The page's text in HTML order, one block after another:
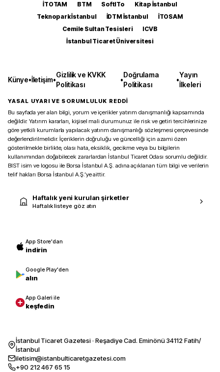
İTOTAM BTM SoftITo
Kitap İstanbul
Teknopark İstanbul
İDTM İstanbul
İTOSAM
Cemile Sultan Tesisleri
ICVB
İstanbul Ticaret Üniversitesi
Künye•İletişim•
Gizlilik ve KVKK
Politikası
•
Doğrulama
Politikası
•
Yayın
İlkeleri
YASAL UYARI VE SORUMLULUK REDDİ
Bu sayfada yer alan bilgi, yorum ve içerikler yatırım danışmanlığı kapsamında
değildir. Yatırım kararları, kişisel mali durumunuz ile risk ve getiri tercihlerinize
göre yetkili kurumlarla yapılacak yatırım danışmanlığı sözleşmesi çerçevesinde
değerlendirilmelidir. İçeriklerin doğruluğu ve güncelliği için azami özen
gösterilmekle birlikte, olası hata, eksiklik, gecikme veya bu bilgilerin
kullanımından doğabilecek zararlardan İstanbul Ticaret Odası sorumlu değildir.
BIST isim ve logosu ile Borsa İstanbul A.Ş. adına açıklanan tüm bilgi ve verilerin
telif hakları Borsa İstanbul A.Ş.’ye aittir.
Haftalık yeni kurulan şirketler
Haftalık listeye göz atın
App Store'dan
indirin
Google Play'den
alın
App Galeri ile
keşfedin
İstanbul Ticaret Gazetesi · Reşadiye Cad. Eminönü 34112 Fatih/
İstanbul
iletisim@istanbulticaretgazetesi.com
+90 212 467 65 15